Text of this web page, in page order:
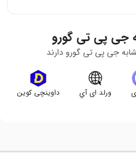
جی پی تی گورو
جی پی تی گورو دارند
ورلد ای آي داوینچی کوین